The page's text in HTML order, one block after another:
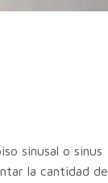
sinusal o sinus
la cantidad de